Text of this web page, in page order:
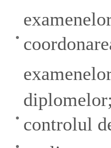
diplomelor;
controlul